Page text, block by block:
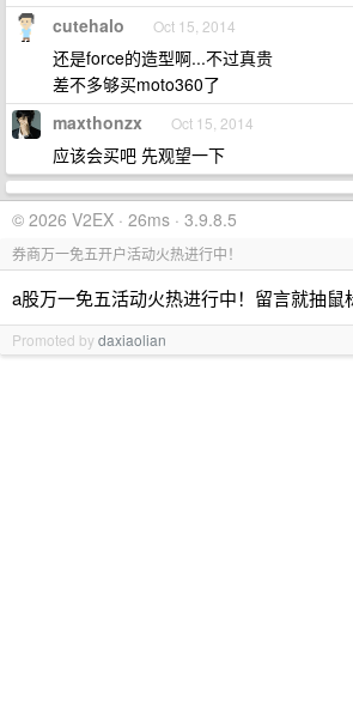
cutehalo Oct 15, 2014
还是force的造型啊...不过真贵
差不多够买moto360了
maxthonzx Oct 15, 2014
应该会买吧 先观望一下
© 2026 V2EX · 26ms · 3.9.8.5
券商万一免五开户活动火热进行中！
a股万一免五活动火热进行中！留言就抽鼠
Promoted bydaxiaolian